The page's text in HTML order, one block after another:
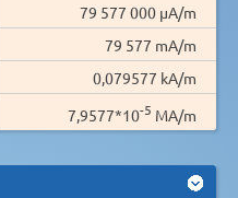
79 577 000 µA/m
79 577 mA/m
0,079577 kA/m
7,9577*10-5 MA/m